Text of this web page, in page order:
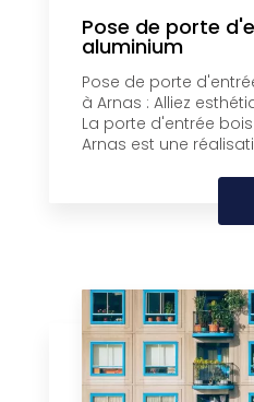
Pose de porte
aluminium
Pose de porte
à Arnas : Alliez
La porte d'entrée
Arnas est une